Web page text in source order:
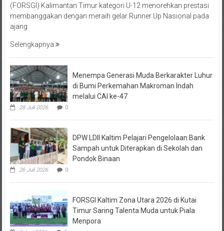
membanggakan dengan meraih gelar Runner Up Nasional pada
ajang
di Bumi Perkemahan Makroman Indah
melalui CAI ke-47
28 Juli 2026 0
Sampah untuk Diterapkan di Sekolah dan
Pondok Binaan
26 Juli 2026 0
Timur Saring Talenta Muda untuk Piala
Menpora
2 Juni 2026 0